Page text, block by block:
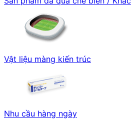
Vật liệu màng kiến trúc
Nhu cầu hàng ngày